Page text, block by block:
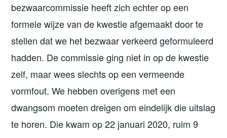
bezwaarcommissie heeft zich echter op een
formele wijze van de kwestie afgemaakt door te
stellen dat we het bezwaar verkeerd geformuleerd
hadden. De commissie ging niet in op de kwestie
zelf, maar wees slechts op een vermeende
vormfout. We hebben overigens met een
dwangsom moeten dreigen om eindelijk die uitslag
te horen. Die kwam op 22 januari 2020, ruim 9